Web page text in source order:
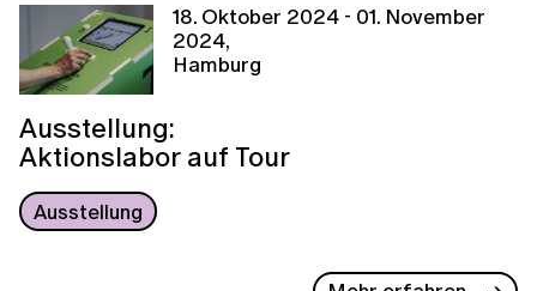
18. Oktober 2024 - 01. November
2024,
Hamburg
Ausstellung:
Aktionslabor auf Tour
Ausstellung